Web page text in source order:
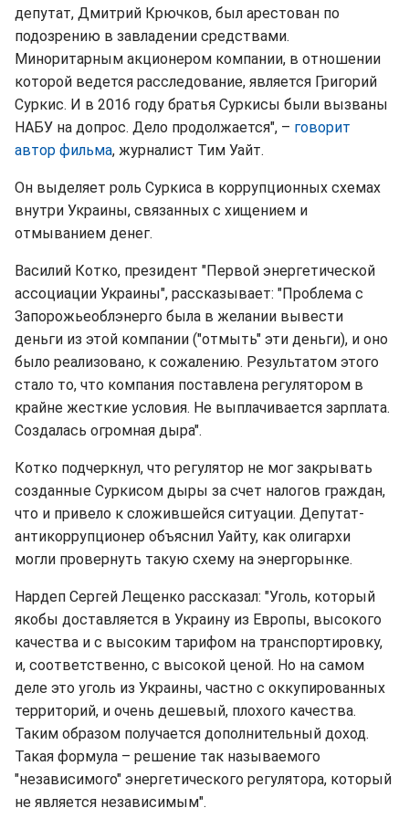
депутат, Дмитрий Крючков, был арестован по
подозрению в завладении средствами.
Миноритарным акционером компании, в отношении
которой ведется расследование, является Григорий
Суркис. И в 2016 году братья Суркисы были вызваны
НАБУ на допрос. Дело продолжается", – говорит
автор фильма, журналист Тим Уайт.
Он выделяет роль Суркиса в коррупционных схемах
внутри Украины, связанных с хищением и
отмыванием денег.
Василий Котко, президент "Первой энергетической
ассоциации Украины", рассказывает: "Проблема с
Запорожьеоблэнерго была в желании вывести
деньги из этой компании ("отмыть" эти деньги), и оно
было реализовано, к сожалению. Результатом этого
стало то, что компания поставлена регулятором в
крайне жесткие условия. Не выплачивается зарплата.
Создалась огромная дыра".
Котко подчеркнул, что регулятор не мог закрывать
созданные Суркисом дыры за счет налогов граждан,
что и привело к сложившейся ситуации. Депутат-
антикоррупционер объяснил Уайту, как олигархи
могли провернуть такую схему на энергорынке.
Нардеп Сергей Лещенко рассказал: "Уголь, который
якобы доставляется в Украину из Европы, высокого
качества и с высоким тарифом на транспортировку,
и, соответственно, с высокой ценой. Но на самом
деле это уголь из Украины, частно с оккупированных
территорий, и очень дешевый, плохого качества.
Таким образом получается дополнительный доход.
Такая формула – решение так называемого
"независимого" энергетического регулятора, который
не является независимым".